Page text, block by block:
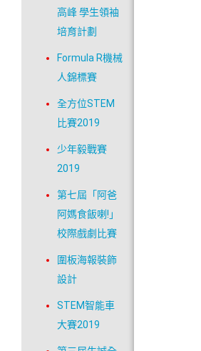
高峰 學生領袖
培育計劃
Formula R機械
人錦標賽
全方位STEM
比賽2019
少年毅戰賽
2019
第七屆「阿爸
阿媽食飯喇!」
校際戲劇比賽
圍板海報裝飾
設計
STEM智能車
大賽2019